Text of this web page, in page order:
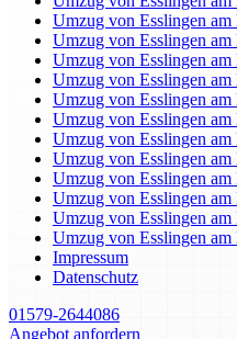
Umzug von Esslingen
Umzug von Esslingen
Umzug von Esslingen
Umzug von Esslingen am
Umzug von Esslingen
Umzug von Esslingen
Umzug von Esslingen
Umzug von Esslingen am
Umzug von Esslingen am
Umzug von Esslingen
Umzug von Esslingen
Umzug von Esslingen am
Impressum
Datenschutz
01579-2644086
Angebot anfordern